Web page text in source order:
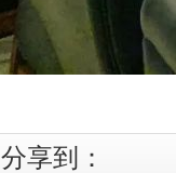
分享到：